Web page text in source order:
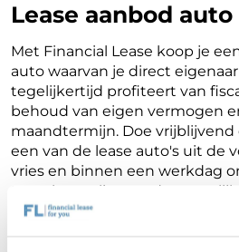
Lease aanbod
Met Financial Lease koop je
auto waarvan je direct
tegelijkertijd profiteert van
behoud van eigen vermogen
maandtermijn. Doe vrijblijvend
een van de lease auto's uit de
vries en binnen een werkdag
terugkoppeling op de
Financial Lease.